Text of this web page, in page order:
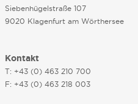
Siebenhügelstraße 107
9020 Klagenfurt am Wörthersee
Kontakt
T: +43 (0) 463 210 700
F: +43 (0) 463 218 003